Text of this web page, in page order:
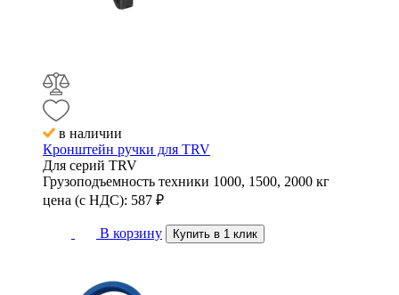
в наличии
Кронштейн ручки для TRV
Для серий TRV
Грузоподъемность техники 1000, 1500, 2000 кг
цена (с НДС): 587 ₽
В корзину Купить в 1 клик